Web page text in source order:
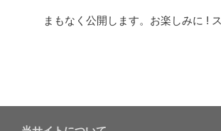
まもなく公開します。お楽しみに !